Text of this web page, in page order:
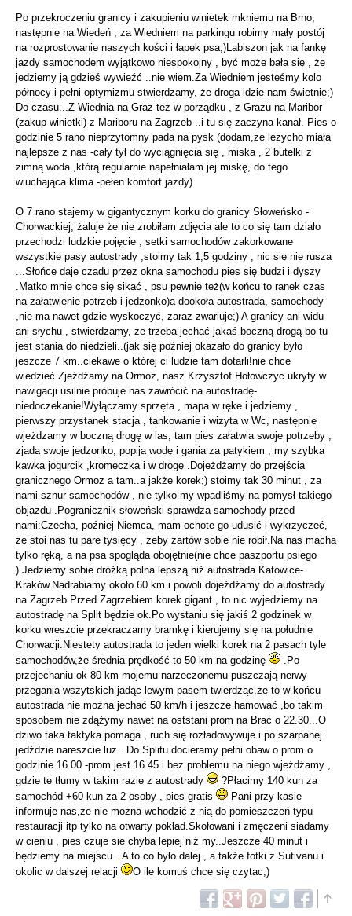
Po przekroczeniu granicy i zakupieniu winietek mkniemu na Brno,
następnie na Wiedeń , za Wiedniem na parkingu robimy mały postój
na rozprostowanie naszych kości i łapek psa;)Labiszon jak na fankę
jazdy samochodem wyjątkowo niespokojny , być może bała się , że
jedziemy ją gdzieś wywieźć ..nie wiem.Za Wiedniem jesteśmy kolo
północy i pełni optymizmu stwierdzamy, że droga idzie nam świetnie;)
Do czasu...Z Wiednia na Graz też w porządku , z Grazu na Maribor
(zakup winietki) z Mariboru na Zagrzeb ..i tu się zaczyna kanał. Pies o
godzinie 5 rano nieprzytomny pada na pysk (dodam,że leżycho miała
najlepsze z nas -cały tył do wyciągnięcia się , miska , 2 butelki z
zimną woda ,którą regularnie napełniałam jej miskę, do tego
wiuchająca klima -pełen komfort jazdy)
O 7 rano stajemy w gigantycznym korku do granicy Słoweńsko -
Chorwackiej, żaluje że nie zrobiłam zdjęcia ale to co się tam działo
przechodzi ludzkie pojęcie , setki samochodów zakorkowane
wszystkie pasy autostrady ,stoimy tak 1,5 godziny , nic się nie rusza
...Słońce daje czadu przez okna samochodu pies się budzi i dyszy
.Matko mnie chce się sikać , psu pewnie też(w końcu to ranek czas
na załatwienie potrzeb i jedzonko)a dookoła autostrada, samochody
,nie ma nawet gdzie wyskoczyć, zaraz zwariuje;) A granicy ani widu
ani słychu , stwierdzamy, że trzeba jechać jakaś boczną drogą bo tu
jest stania do niedzieli..(jak się poźniej okazało do granicy było
jeszcze 7 km..ciekawe o której ci ludzie tam dotarli!nie chce
wiedzieć.Zjeżdżamy na Ormoz, nasz Krzysztof Hołowczyc ukryty w
nawigacji usilnie próbuje nas zawrócić na autostradę-
niedoczekanie!Wyłączamy sprzęta , mapa w ręke i jedziemy ,
pierwszy przystanek stacja , tankowanie i wizyta w Wc, następnie
wjeżdzamy w boczną drogę w las, tam pies załatwia swoje potrzeby ,
zjada swoje jedzonko, popija wodę i gania za patykiem , my szybka
kawka jogurcik ,kromeczka i w drogę .Dojeżdżamy do przejścia
granicznego Ormoz a tam..a jakże korek;) stoimy tak 30 minut , za
nami sznur samochodów , nie tylko my wpadliśmy na pomysł takiego
objazdu .Pogranicznik słoweński sprawdza samochody przed
nami:Czecha, poźniej Niemca, mam ochote go udusić i wykrzyczeć,
że stoi nas tu pare tysięcy , żeby żartów sobie nie robił.Na nas macha
tylko ręką, a na psa spogląda obojętnie(nie chce paszportu psiego
).Jedziemy sobie dróżką polna lepszą niż autostrada Katowice-
Kraków.Nadrabiamy około 60 km i powoli dojeżdżamy do autostrady
na Zagrzeb.Przed Zagrzebiem korek gigant , to nic wyjedziemy na
autostradę na Split będzie ok.Po wystaniu się jakiś 2 godzinek w
korku wreszcie przekraczamy bramkę i kierujemy się na południe
Chorwacji.Niestety autostrada to jeden wielki korek na 2 pasach tyle
samochodów,że średnia prędkość to 50 km na godzinę
.Po
przejechaniu ok 80 km mojemu narzeczonemu puszczają nerwy
przegania wszytskich jadąc lewym pasem twierdząc,że to w końcu
autostrada nie można jechać 50 km/h i jeszcze hamować ,bo takim
sposobem nie zdążymy nawet na oststani prom na Brać o 22.30...O
dziwo taka taktyka pomaga , ruch się rozładowywuje i po szarpanej
jedździe nareszcie luz...Do Splitu docieramy pełni obaw o prom o
godzinie 16.00 -prom jest 16.45 i bez problemu na niego wjeżdżamy ,
gdzie te tłumy w takim razie z autostrady
?Płacimy 140 kun za
samochód +60 kun za 2 osoby , pies gratis
Pani przy kasie
informuje nas,że nie można wchodzić z nią do pomieszczeń typu
restauracji itp tylko na otwarty pokład.Skołowani i zmęczeni siadamy
w cieniu , pies czuje sie chyba lepiej niż my..Jeszcze 40 minut i
będziemy na miejscu...A to co było dalej , a także fotki z Sutivanu i
okolic w dalszej relacji
O ile komuś chce się czytac;)